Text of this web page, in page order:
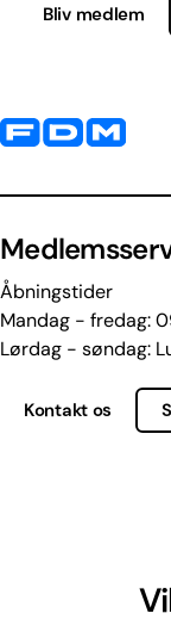
Bliv medlem
Yderligere
Åbningstider
Mandag - fredag:
Lørdag - søndag:
Kontakt os